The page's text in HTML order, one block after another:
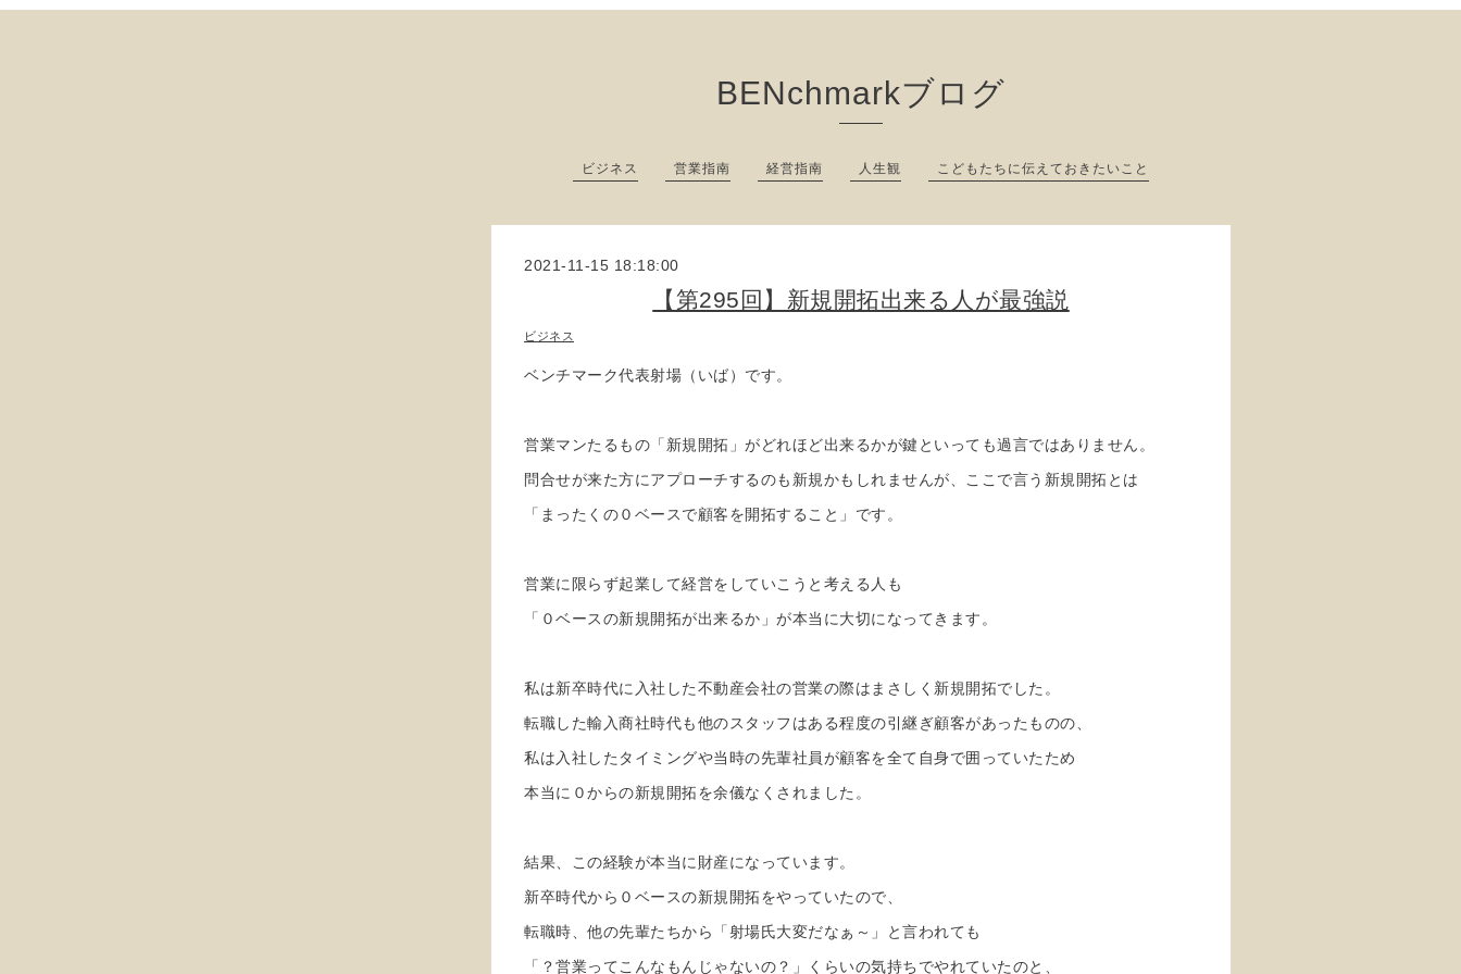
BENchmarkブログ
ビジネス 営業指南 経営指南 人生観 こどもたちに伝えておきたいこと
2021-11-15 18:18:00
【第295回】新規開拓出来る人が最強説
ビジネス
ベンチマーク代表射場（いば）です。
営業マンたるもの「新規開拓」がどれほど出来るかが鍵といっても過言ではありません。
問合せが来た方にアプローチするのも新規かもしれませんが、ここで言う新規開拓とは
「まったくの０ベースで顧客を開拓すること」です。
営業に限らず起業して経営をしていこうと考える人も
「０ベースの新規開拓が出来るか」が本当に大切になってきます。
私は新卒時代に入社した不動産会社の営業の際はまさしく新規開拓でした。
転職した輸入商社時代も他のスタッフはある程度の引継ぎ顧客があったものの、
私は入社したタイミングや当時の先輩社員が顧客を全て自身で囲っていたため
本当に０からの新規開拓を余儀なくされました。
結果、この経験が本当に財産になっています。
新卒時代から０ベースの新規開拓をやっていたので、
転職時、他の先輩たちから「射場氏大変だなぁ～」と言われても
「？営業ってこんなもんじゃないの？」くらいの気持ちでやれていたのと、